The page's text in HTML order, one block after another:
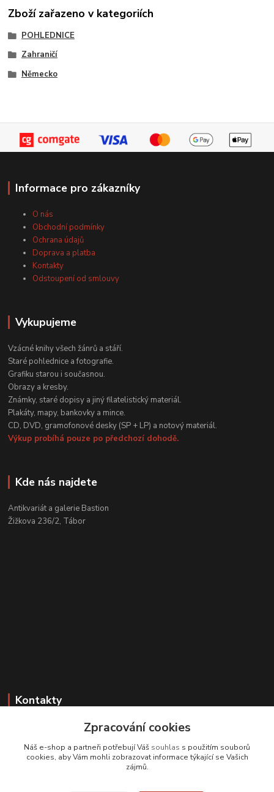
Zboží zařazeno v kategoriích
POHLEDNICE
Zahraničí
Německo
Informace pro zákazníky
O nás
Obchodní podmínky
Ochrana údajů
Doprava a platba
Kontakty
Odstoupení od smlouvy
Vykupujeme
Vzácné knihy všech žánrů a stáří.
Staré pohlednice a fotografie.
Grafiku starou i současnou.
Obrazy a kresby.
Známky, staré dopisy a jiný filatelistický materiál.
Plakáty, mapy, bankovky a mince.
CD, DVD, gramofonové desky (SP + LP) a notový materiál.
Výkup probíhá pouze po předchozí dohodě.
Kde nás najdete
Antikvariát a galerie Bastion
Žižkova 236/2, Tábor
Kontakty
Zákaznická podpora
+420 608 331 344
(Po-Pá, 11-17 hod.; So, 9-12 hod.)
Zpracování cookies
Náš e-shop a partneři potřebují Váš souhlas s použitím souborů
cookies, aby Vám mohli zobrazovat informace týkající se Vašich
zájmů.